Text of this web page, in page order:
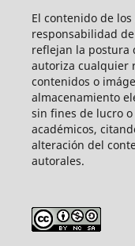
El contenido de
responsabilidad
reflejan la postura
autoriza cualquier
contenidos o
almacenamiento
sin fines de lucro
académicos,
alteración del
autorales.